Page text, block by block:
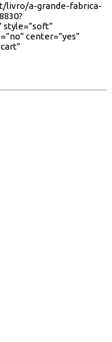
livro/a-grande-fabrica-
style=”soft”
center=”yes”